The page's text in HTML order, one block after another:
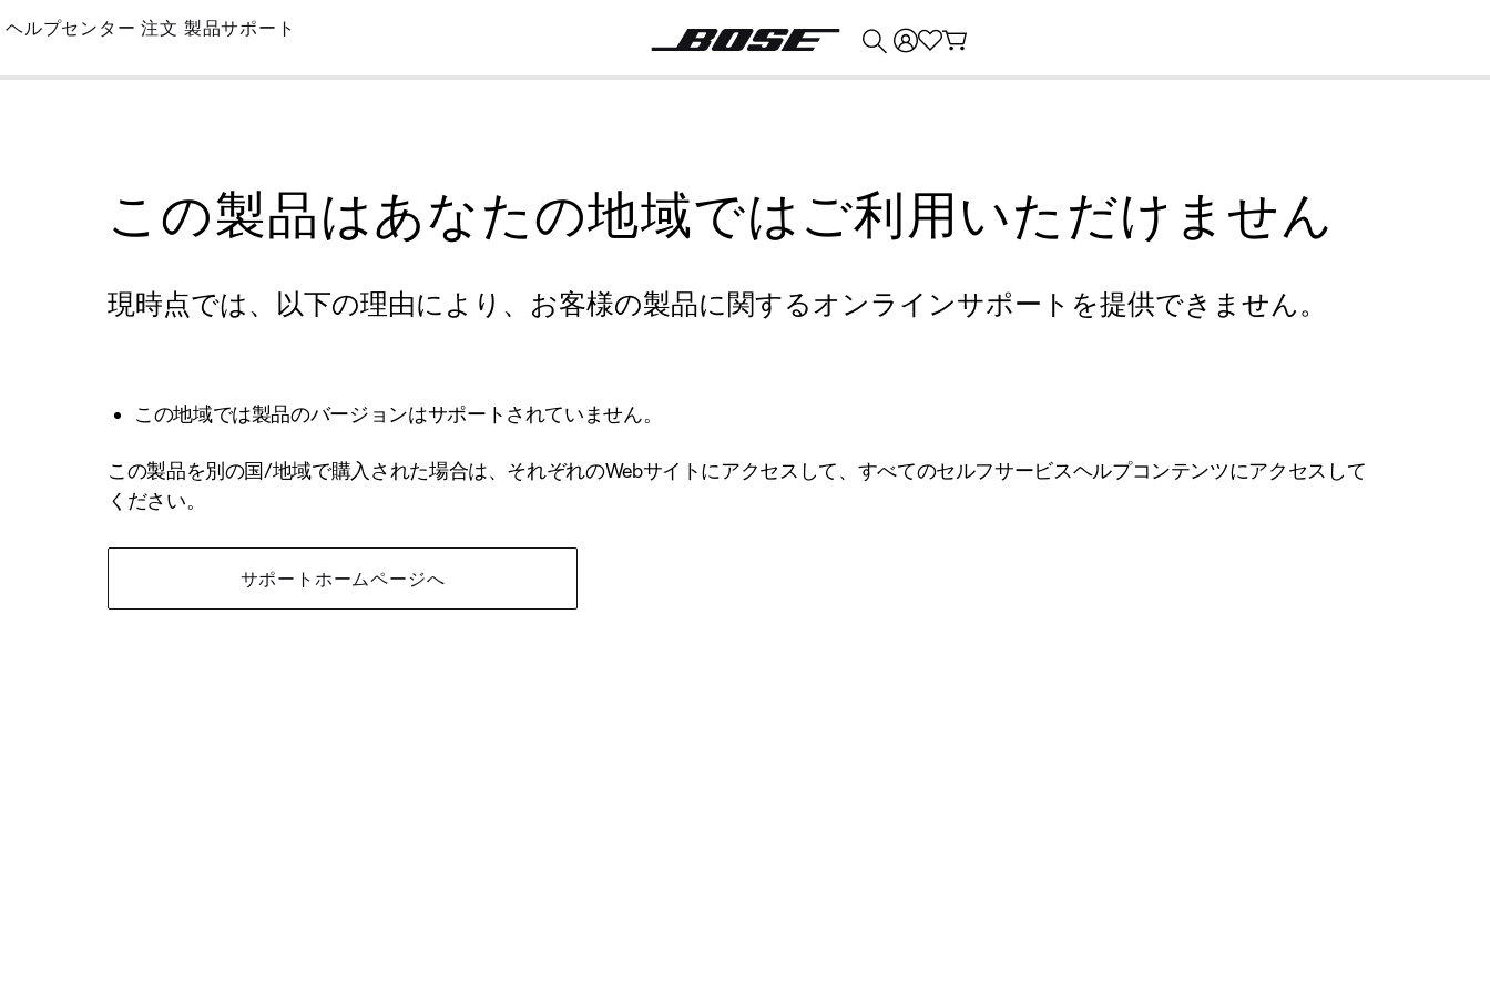
Skip
Main
ヘルプセンター 注文 製品サポート
この製品はあなたの地域ではご利用いただけません
現時点では、以下の理由により、お客様の製品に関するオンラインサポートを提供できません。
この地域では製品のバージョンはサポートされていません。
この製品を別の国/地域で購入された場合は、それぞれのWebサイトにアクセスして、すべてのセルフサービスヘルプコンテンツにアクセスして
ください。
サポートホームページへ